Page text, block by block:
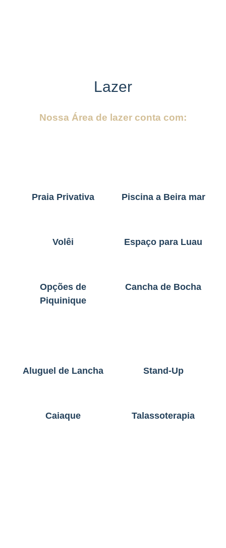
Lazer
Nossa Área de lazer conta com:
Praia Privativa Piscina a Beira mar
Volêi Espaço para Luau
Opções de
Piquinique
Cancha de Bocha
Aluguel de Lancha Stand-Up
Caiaque Talassoterapia